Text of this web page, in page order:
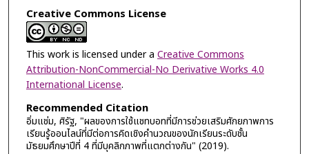
Creative Commons License
This work is licensed under a Creative Commons
Attribution-NonCommercial-No Derivative Works 4.0
International License.
Recommended Citation
อิ่มแช่ม, ศิรัฐ, "ผลของการใช้แชทบอทที่มีการช่วยเสริมศักยภาพการ
เรียนรู้ออนไลน์ที่มีต่อการคิดเชิงคำนวณของนักเรียนระดับชั้น
มัธยมศึกษาปีที่ 4 ที่มีบุคลิกภาพที่แตกต่างกัน" (2019).